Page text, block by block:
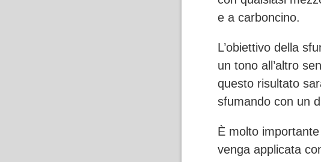
e a carboncino.
L’obiettivo della
un tono all’altro
questo risultato
sfumando con un
È molto
venga applicata